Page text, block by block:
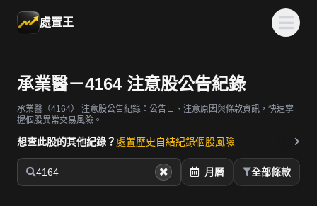
處置王
承業醫－4164 注意股公告紀錄
承業醫（4164）
注意股公告紀錄：公告日、注意原因與條款資訊，快速掌
握個股異常交易風險。
想查此股的其他紀錄？ 處置歷史自結紀錄個股風險
4164 月曆 全部條款